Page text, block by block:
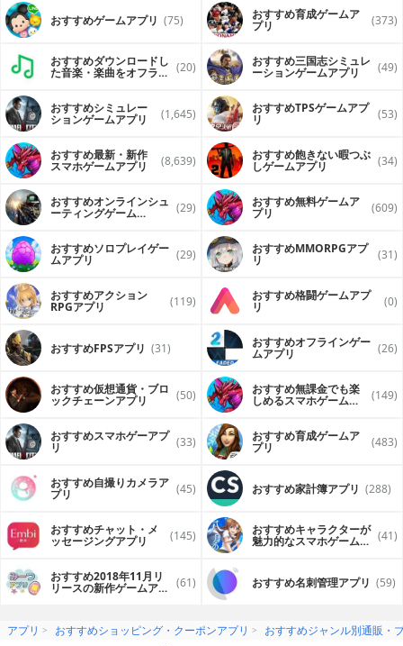
おすすめゲームアプリ (75) おすすめ育成ゲームア
プリ (373)
おすすめダウンロードし
た音楽・楽曲をオフライ (20) おすすめ三国志シミュレ
ーションゲームアプリ (49)
おすすめシミュレー
ションゲームアプリ (1,645) おすすめTPSゲームアプ
リ (53)
おすすめ最新・新作
スマホゲームアプリ (8,639) おすすめ飽きない暇つぶ
しゲームアプリ (34)
おすすめオンラインシュ
ーティングゲーム (29) おすすめ無料ゲームア
プリ (609)
おすすめソロプレイゲー
ムアプリ (29) おすすめ MMORPGアプ
リ (31)
おすすめアクション
RPGアプリ (119) おすすめ格闘ゲームアプ
リ (0)
おすすめFPSアプリ (31) おすすめオフラインゲー
ムアプリ (26)
おすすめ仮想通貨・ブロ
ックチェーンアプリ (50) おすすめ無課金でも楽
しめるスマホゲームア (149)
おすすめスマホゲーアプ
リ (33) おすすめ育成ゲームア
プリ (483)
おすすめ自撮りカメラア
プリ (45) おすすめ家計簿アプリ (288)
おすすめチャット・メ
ッセージングアプリ (145) おすすめキャラクターが
魅力的なスマホゲームア (41)
おすすめ2018年11月リ
リースの新作ゲームアプ (61) おすすめ名刺管理アプリ (59)
アプリ おすすめショッピング・クーポンアプリ
おすすめジャンル別通販・